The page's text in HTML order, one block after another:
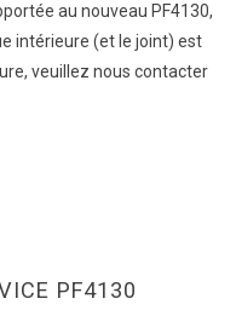
au nouveau PF4130,
intérieure (et le joint) est
veuillez nous contacter
PF4130